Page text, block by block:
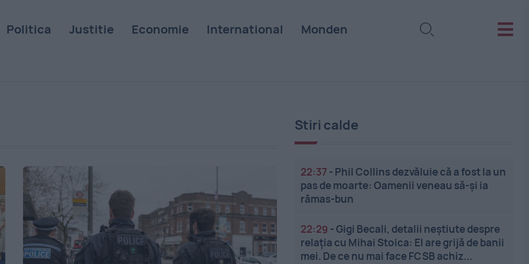
Politica Justitie Economie International Monden
Stiri calde
22:37 - Phil Collins dezvăluie că a fost la un
pas de moarte: Oamenii veneau să-și ia
rămas-bun
22:29 -Gigi Becali, detalii neștiute despre
relația cu Mihai Stoica: El are grijă de banii
mei. De ce nu mai face FCSB achiz...